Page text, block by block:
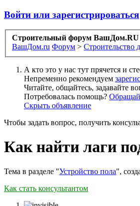
Войти или зарегистрироваться
Строительный форум ВашДом.RU
ВашДом.ru Форум > Строительство
А кто это у нас тут прячется и
Непременно рекомендуем
Читайте, общайтесь, задавайте
Потребовалась помощь?
Скрыть объявление
Чтобы задать вопрос, получить
Как найти лаги
Тема в разделе "Устройство пола",
Как стать консультантом